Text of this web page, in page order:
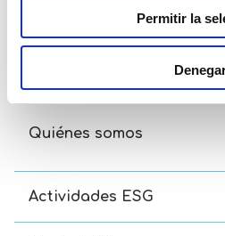
Permitir la
Carotina Baby
Read
Quiénes somos
Actividades ESG